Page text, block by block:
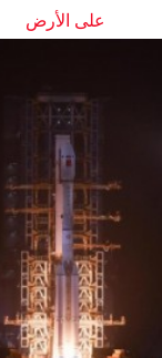
على الأرض